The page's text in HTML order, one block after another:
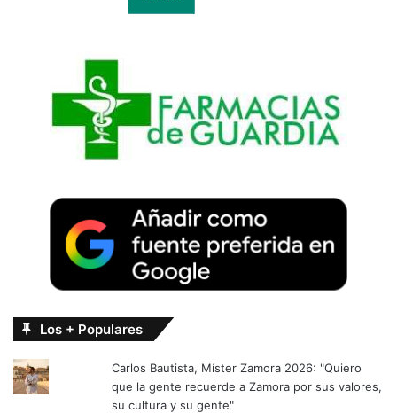
Los + Populares
Carlos Bautista, Míster Zamora 2026: "Quiero
que la gente recuerde a Zamora por sus valores,
su cultura y su gente"